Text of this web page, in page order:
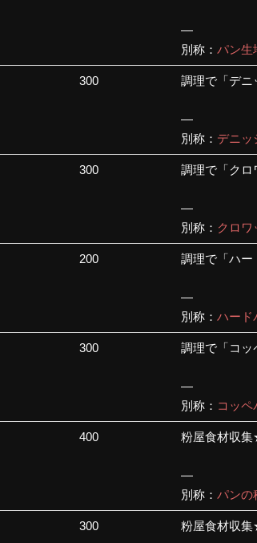
—
別称：パン生
300 調理で「デニ
—
別称： デニッ
300 調理で「クロ
—
別称： クロワ
200 調理で「ハー
—
別称：ハード
300 調理で「コッ
—
別称： コッペ
400 粉屋食材収集
—
別称：パンの
300 粉屋食材収